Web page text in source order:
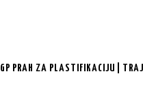
IGP PRAH ZA PLASTIFIKACIJU |